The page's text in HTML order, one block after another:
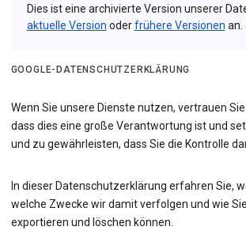
Dies ist eine archivierte Version unserer
aktuelle Version oderfrühere Versionen an.
GOOGLE-DATENSCHUTZERKLÄRUNG
Wenn Sie unsere Dienste nutzen, vertrauen
dass dies eine große Verantwortung ist und
und zu gewährleisten, dass Sie die Kontrolle
In dieser Datenschutzerklärung erfahren Sie,
welche Zwecke wir damit verfolgen und wie
exportieren und löschen können.